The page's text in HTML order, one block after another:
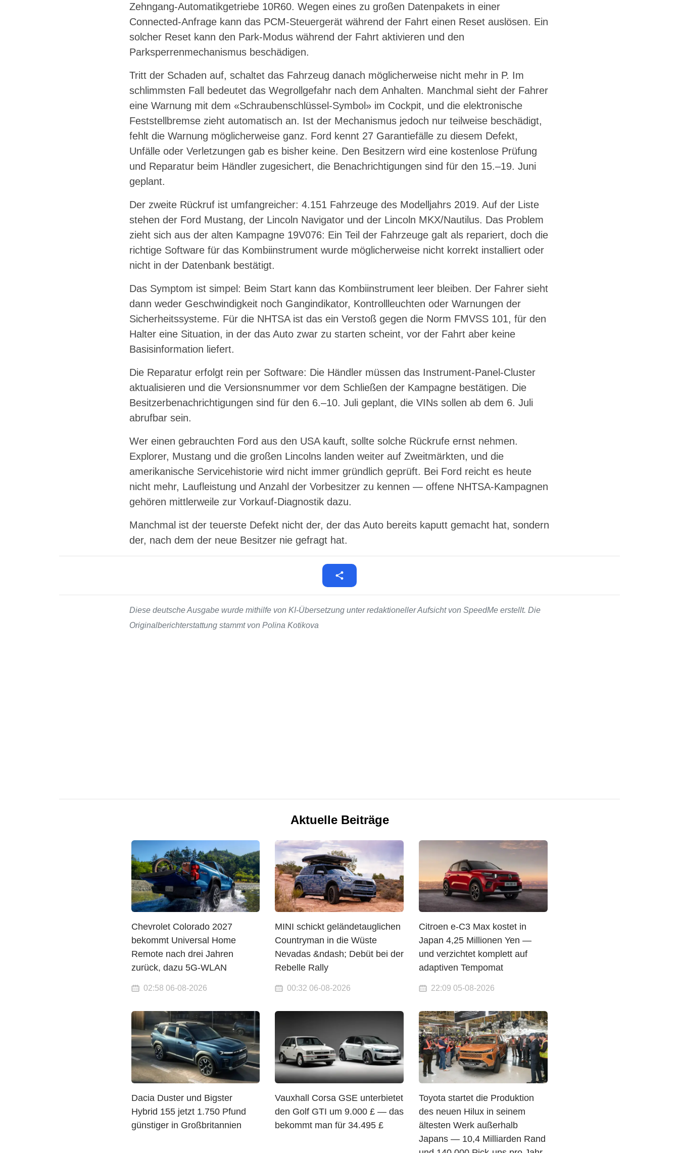
Zehngang-Automatikgetriebe 10R60. Wegen eines zu großen Datenpakets in einer
Connected-Anfrage kann das PCM-Steuergerät während der Fahrt einen Reset auslösen. Ein
solcher Reset kann den Park-Modus während der Fahrt aktivieren und den
Parksperrenmechanismus beschädigen.
Tritt der Schaden auf, schaltet das Fahrzeug danach möglicherweise nicht mehr in P. Im
schlimmsten Fall bedeutet das Wegrollgefahr nach dem Anhalten. Manchmal sieht der Fahrer
eine Warnung mit dem «Schraubenschlüssel-Symbol» im Cockpit, und die elektronische
Feststellbremse zieht automatisch an. Ist der Mechanismus jedoch nur teilweise beschädigt,
fehlt die Warnung möglicherweise ganz. Ford kennt 27 Garantiefälle zu diesem Defekt,
Unfälle oder Verletzungen gab es bisher keine. Den Besitzern wird eine kostenlose Prüfung
und Reparatur beim Händler zugesichert, die Benachrichtigungen sind für den 15.–19. Juni
geplant.
Der zweite Rückruf ist umfangreicher: 4.151 Fahrzeuge des Modelljahrs 2019. Auf der Liste
stehen der Ford Mustang, der Lincoln Navigator und der Lincoln MKX/Nautilus. Das Problem
zieht sich aus der alten Kampagne 19V076: Ein Teil der Fahrzeuge galt als repariert, doch die
richtige Software für das Kombiinstrument wurde möglicherweise nicht korrekt installiert oder
nicht in der Datenbank bestätigt.
Das Symptom ist simpel: Beim Start kann das Kombiinstrument leer bleiben. Der Fahrer sieht
dann weder Geschwindigkeit noch Gangindikator, Kontrollleuchten oder Warnungen der
Sicherheitssysteme. Für die NHTSA ist das ein Verstoß gegen die Norm FMVSS 101, für den
Halter eine Situation, in der das Auto zwar zu starten scheint, vor der Fahrt aber keine
Basisinformation liefert.
Die Reparatur erfolgt rein per Software: Die Händler müssen das Instrument-Panel-Cluster
aktualisieren und die Versionsnummer vor dem Schließen der Kampagne bestätigen. Die
Besitzerbenachrichtigungen sind für den 6.–10. Juli geplant, die VINs sollen ab dem 6. Juli
abrufbar sein.
Wer einen gebrauchten Ford aus den USA kauft, sollte solche Rückrufe ernst nehmen.
Explorer, Mustang und die großen Lincolns landen weiter auf Zweitmärkten, und die
amerikanische Servicehistorie wird nicht immer gründlich geprüft. Bei Ford reicht es heute
nicht mehr, Laufleistung und Anzahl der Vorbesitzer zu kennen — offene NHTSA-Kampagnen
gehören mittlerweile zur Vorkauf-Diagnostik dazu.
Manchmal ist der teuerste Defekt nicht der, der das Auto bereits kaputt gemacht hat, sondern
der, nach dem der neue Besitzer nie gefragt hat.
Diese deutsche Ausgabe wurde mithilfe von KI-Übersetzung unter redaktioneller Aufsicht von SpeedMe erstellt. Die
Originalberichterstattung stammt von Polina Kotikova
Aktuelle Beiträge
Chevrolet Colorado 2027
bekommt Universal Home
Remote nach drei Jahren
zurück, dazu 5G-WLAN
02:58 06-08-2026
MINI schickt geländetauglichen
Countryman in die Wüste
Nevadas &ndash; Debüt bei der
Rebelle Rally
00:32 06-08-2026
Citroen e-C3 Max kostet in
Japan 4,25 Millionen Yen —
und verzichtet komplett auf
adaptiven Tempomat
22:09 05-08-2026
Dacia Duster und Bigster
Hybrid 155 jetzt 1.750 Pfund
günstiger in Großbritannien
Vauxhall Corsa GSE unterbietet
den Golf GTI um 9.000 £ — das
bekommt man für 34.495 £
Toyota startet die Produktion
des neuen Hilux in seinem
ältesten Werk außerhalb
Japans — 10,4 Milliarden Rand